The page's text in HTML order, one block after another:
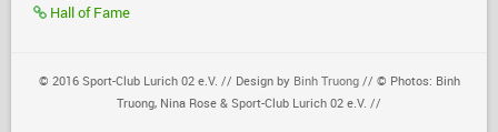
Hall of Fame
© 2016 Sport-Club Lurich 02 e.V. // Design by Binh Truong// © Photos: Binh
Truong, Nina Rose & Sport-Club Lurich 02 e.V. //